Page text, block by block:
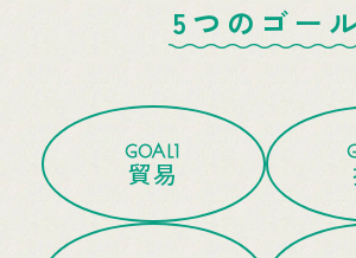
5つのゴール
GOAL1
貿易